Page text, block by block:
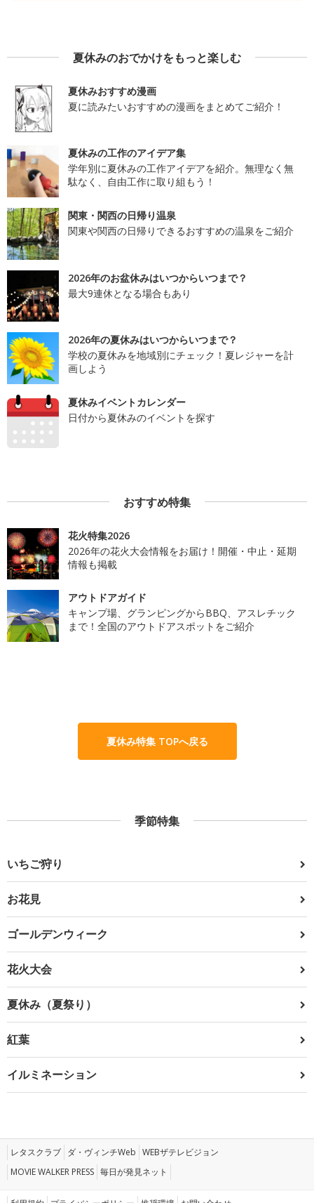
夏休みのおでかけをもっと楽しむ
夏休みおすすめ漫画
夏に読みたいおすすめの漫画をまとめてご紹介！
夏休みの工作のアイデア集
学年別に夏休みの工作アイデアを紹介。無理なく無
駄なく、自由工作に取り組もう！
関東・関西の日帰り温泉
関東や関西の日帰りできるおすすめの温泉をご紹介
2026年のお盆休みはいつからいつまで？
最大9連休となる場合もあり
2026年の夏休みはいつからいつまで？
学校の夏休みを地域別にチェック！夏レジャーを計
画しよう
夏休みイベントカレンダー
日付から夏休みのイベントを探す
おすすめ特集
花火特集2026
2026年の花火大会情報をお届け！開催・中止・延期
情報も掲載
アウトドアガイド
キャンプ場、グランピングからBBQ、アスレチック
まで！全国のアウトドアスポットをご紹介
夏休み特集 TOPへ戻る
季節特集
いちご狩り
お花見
ゴールデンウィーク
花火大会
夏休み（夏祭り）
紅葉
イルミネーション
レタスクラブ ダ・ヴィンチWeb WEBザテレビジョン
MOVIE WALKER PRESS 毎日が発見ネット